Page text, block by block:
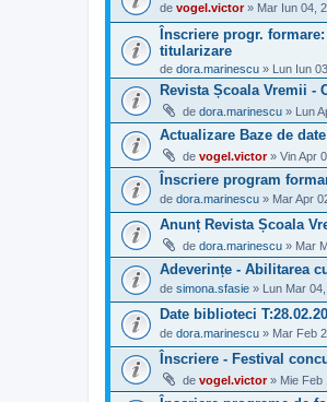
de vogel.victor» Mar Iun 04,
Înscriere progr.
titularizare
de dora.marinescu » Lun Iun
Revista Școala Vremii -
de dora.marinescu » Lun
Actualizare Baze de date
de vogel.victor» Vin Apr
Înscriere program
de dora.marinescu » Mar Apr
Anunț Revista Școala
de dora.marinescu » Mar
Adeverințe - Abilitarea
de simona.sfasie » Lun Mar
Date biblioteci
de dora.marinescu » Mar Feb
Înscriere - Festival
de vogel.victor» Mie Feb